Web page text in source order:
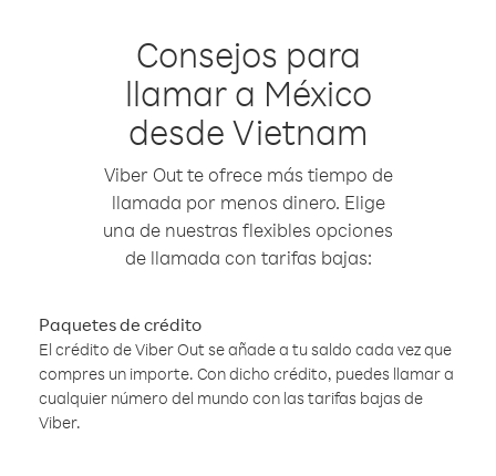
Consejos para
llamar a México
desde Vietnam
Viber Out te ofrece más tiempo de
llamada por menos dinero. Elige
una de nuestras flexibles opciones
de llamada con tarifas bajas:
Paquetes de crédito
El crédito de Viber Out se añade a tu saldo cada vez que
compres un importe. Con dicho crédito, puedes llamar a
cualquier número del mundo con las tarifas bajas de
Viber.